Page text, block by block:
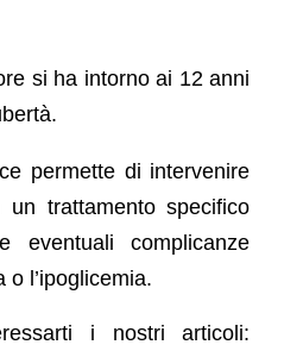
si ha intorno ai 12 anni
permette di intervenire
trattamento specifico
eventuali complicanze
o l’ipoglicemia.
i nostri articoli: